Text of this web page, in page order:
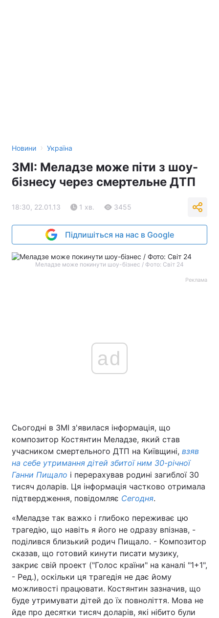
Новини › Україна
ЗМІ: Меладзе може піти з шоу-
бізнесу через смертельне ДТП
18:30, 22.01.13 1 хв. 3455
Підпишіться на нас в Google
Меладзе може покинути шоу-бізнес / Фото: Світ 24
Реклама
ad
Сьогодні в ЗМІ з'явилася інформація, що
композитор Костянтин Меладзе, який став
учасником смертельного ДТП на Київщині, взяв
на себе утримання дітей збитої ним 30-річної
Ганни Пищало і перерахував родині загиблої 30
тисяч доларів. Ця інформація частково отримала
підтвердження, повідомляє Сегодня.
«Меладзе так важко і глибоко переживає цю
трагедію, що навіть я його не одразу впізнав, -
поділився близький родич Пищало. - Композитор
сказав, що готовий кинути писати музику,
закриє свій проект ("Голос країни" на каналі "1+1",
- Ред.), оскільки ця трагедія не дає йому
можливості працювати. Костянтин зазначив, що
буде утримувати дітей до їх повноліття. Мова не
йде про десятки тисяч доларів, які нібито були